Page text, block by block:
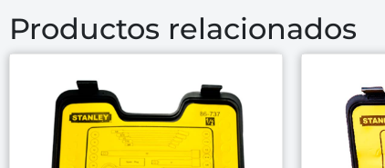
Productos relacionados